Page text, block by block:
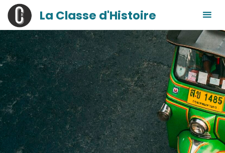
Skip
content
principal
La Classe d'Histoire